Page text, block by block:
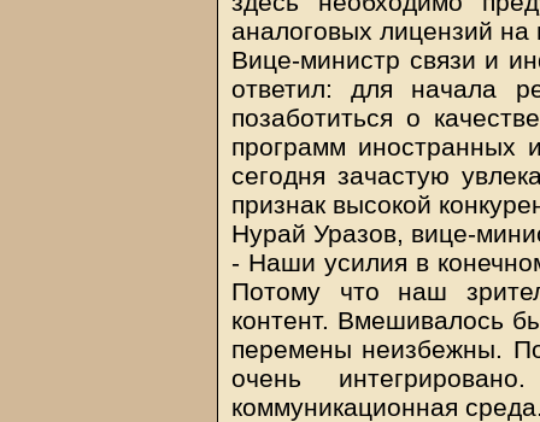
аналоговых лицензий
Вице-министр связи и
ответил: для начала
позаботиться о
программ иностранных
сегодня зачастую
признак высокой
Нурай Уразов, вице-
- Наши усилия в
Потому что наш
контент. Вмешивалось
перемены неизбежны.
очень
коммуникационная